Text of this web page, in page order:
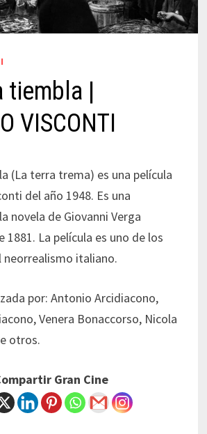
tiembla |
VISCONTI
(La terra trema) es una película
del año 1948. Es una
novela de Giovanni Verga
1881. La película es uno de los
neorrealismo italiano.
por: Antonio Arcidiacono,
Venera Bonaccorso, Nicola
otros.
Gran Cine